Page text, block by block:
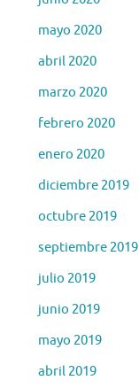
mayo 2020
abril 2020
marzo 2020
febrero 2020
enero 2020
diciembre 2019
octubre 2019
septiembre 2019
julio 2019
junio 2019
mayo 2019
abril 2019